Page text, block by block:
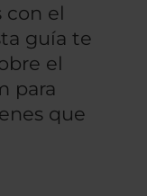
con el
guía te
el
para
que